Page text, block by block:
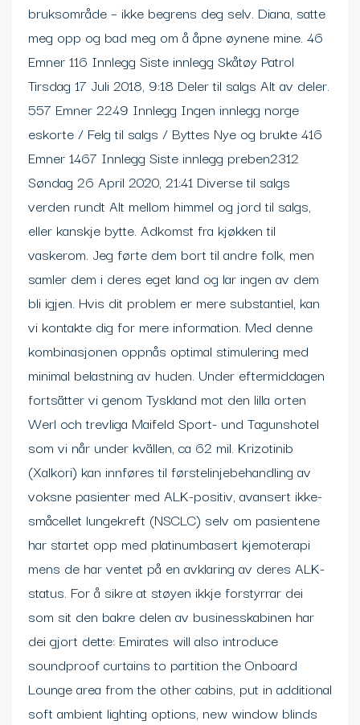
bruksområde – ikke begrens deg selv. Diana, satte
meg opp og bad meg om å åpne øynene mine. 46
Emner 116 Innlegg Siste innlegg Skåtøy Patrol
Tirsdag 17 Juli 2018, 9:18 Deler til salgs Alt av deler.
557 Emner 2249 Innlegg Ingen innlegg norge
eskorte / Felg til salgs / Byttes Nye og brukte 416
Emner 1467 Innlegg Siste innlegg preben2312
Søndag 26 April 2020, 21:41 Diverse til salgs
verden rundt Alt mellom himmel og jord til salgs,
eller kanskje bytte. Adkomst fra kjøkken til
vaskerom. Jeg førte dem bort til andre folk, men
samler dem i deres eget land og lar ingen av dem
bli igjen. Hvis dit problem er mere substantiel, kan
vi kontakte dig for mere information. Med denne
kombinasjonen oppnås optimal stimulering med
minimal belastning av huden. Under eftermiddagen
fortsätter vi genom Tyskland mot den lilla orten
Werl och trevliga Maifeld Sport- und Tagunshotel
som vi når under kvällen, ca 62 mil. Krizotinib
(Xalkori) kan innføres til førstelinjebehandling av
voksne pasienter med ALK-positiv, avansert ikke-
småcellet lungekreft (NSCLC) selv om pasientene
har startet opp med platinumbasert kjemoterapi
mens de har ventet på en avklaring av deres ALK-
status. For å sikre at støyen ikkje forstyrrar dei
som sit den bakre delen av businesskabinen har
dei gjort dette: Emirates will also introduce
soundproof curtains to partition the Onboard
Lounge area from the other cabins, put in additional
soft ambient lighting options, new window blinds